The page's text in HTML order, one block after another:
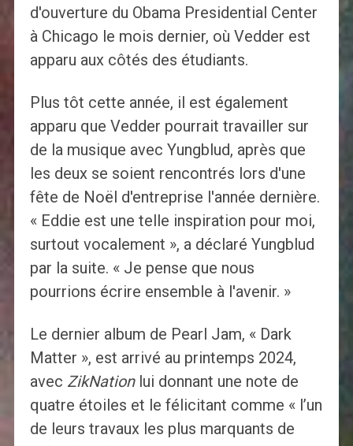
d'ouverture du Obama Presidential Center
à Chicago le mois dernier, où Vedder est
apparu aux côtés des étudiants.
Plus tôt cette année, il est également
apparu que Vedder pourrait travailler sur
de la musique avec Yungblud, après que
les deux se soient rencontrés lors d'une
fête de Noël d'entreprise l'année dernière.
« Eddie est une telle inspiration pour moi,
surtout vocalement », a déclaré Yungblud
par la suite. « Je pense que nous
pourrions écrire ensemble à l'avenir. »
Le dernier album de Pearl Jam, « Dark
Matter », est arrivé au printemps 2024,
avec ZikNation lui donnant une note de
quatre étoiles et le félicitant comme « l’un
de leurs travaux les plus marquants de